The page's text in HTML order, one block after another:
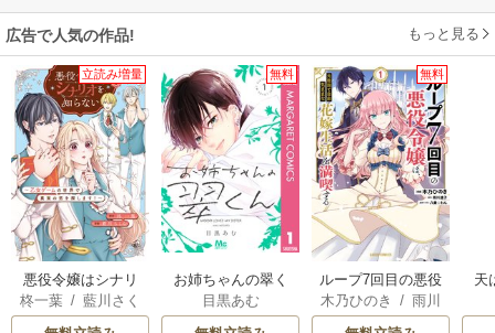
広告で人気の作品! もっと見る
立読み増量
悪役令嬢はシナリ
オを知らない ～乙
女ゲームの世界で
柊一葉 /藍川さく
ら
無料
お姉ちゃんの翠く
ん
目黒あむ
無料
ループ7回目の悪役
令嬢は、元敵国で
自由気ままな花嫁
木乃ひのき /雨川
/ 八美☆わん
天